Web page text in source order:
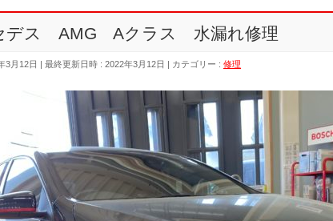
デス AMG Aクラス 水漏れ修理
3月12日 最終更新日時 : 2022年3月12日 カテゴリー : 修理